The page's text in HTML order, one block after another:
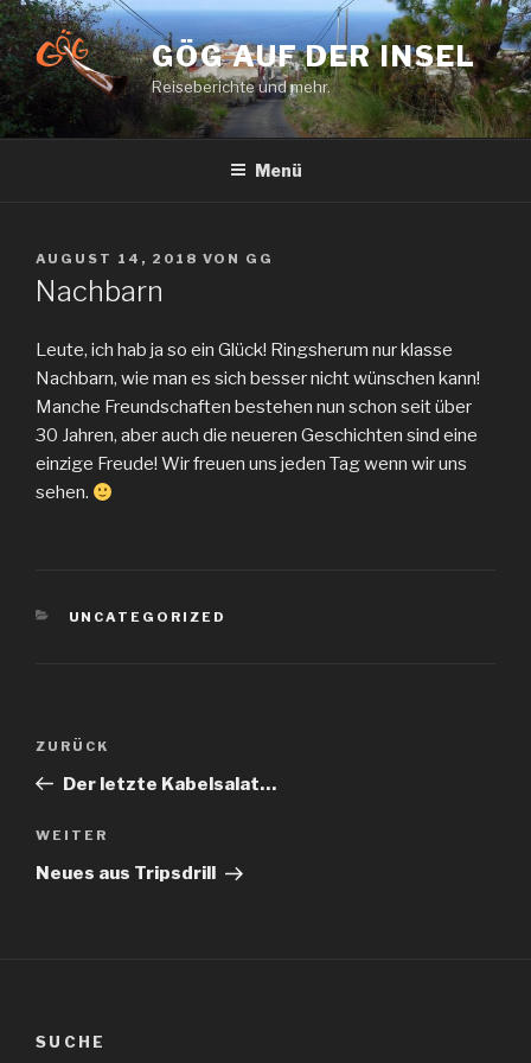
Zum
Inhalt
springen
GÖG AUF DER INSEL
Reiseberichte und mehr.
Menü
VERÖFFENTLICHT
AM
AUGUST 14, 2018 VON GG
Nachbarn
Leute, ich hab ja so ein Glück! Ringsherum nur klasse
Nachbarn, wie man es sich besser nicht wünschen kann!
Manche Freundschaften bestehen nun schon seit über
30 Jahren, aber auch die neueren Geschichten sind eine
einzige Freude! Wir freuen uns jeden Tag wenn wir uns
sehen.
KATEGORIEN
UNCATEGORIZED
Beitragsnavigation
Vorheriger
Beitrag
ZURÜCK
Der letzte Kabelsalat…
Nächster
Beitrag
WEITER
Neues aus Tripsdrill
SUCHE